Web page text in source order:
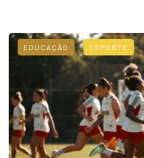
EDUCAÇÃO ESPORTE